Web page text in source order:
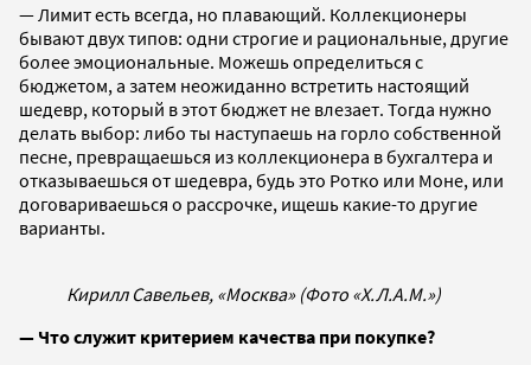
— Лимит есть всегда, но плавающий. Коллекционеры
бывают двух типов: одни строгие и рациональные, другие
более эмоциональные. Можешь определиться с
бюджетом, а затем неожиданно встретить настоящий
шедевр, который в этот бюджет не влезает. Тогда нужно
делать выбор: либо ты наступаешь на горло собственной
песне, превращаешься из коллекционера в бухгалтера и
отказываешься от шедевра, будь это Ротко или Моне, или
договариваешься о рассрочке, ищешь какие-то другие
варианты.
Кирилл Савельев, «Москва» (Фото «Х.Л.А.М.»)
— Что служит критерием качества при покупке?